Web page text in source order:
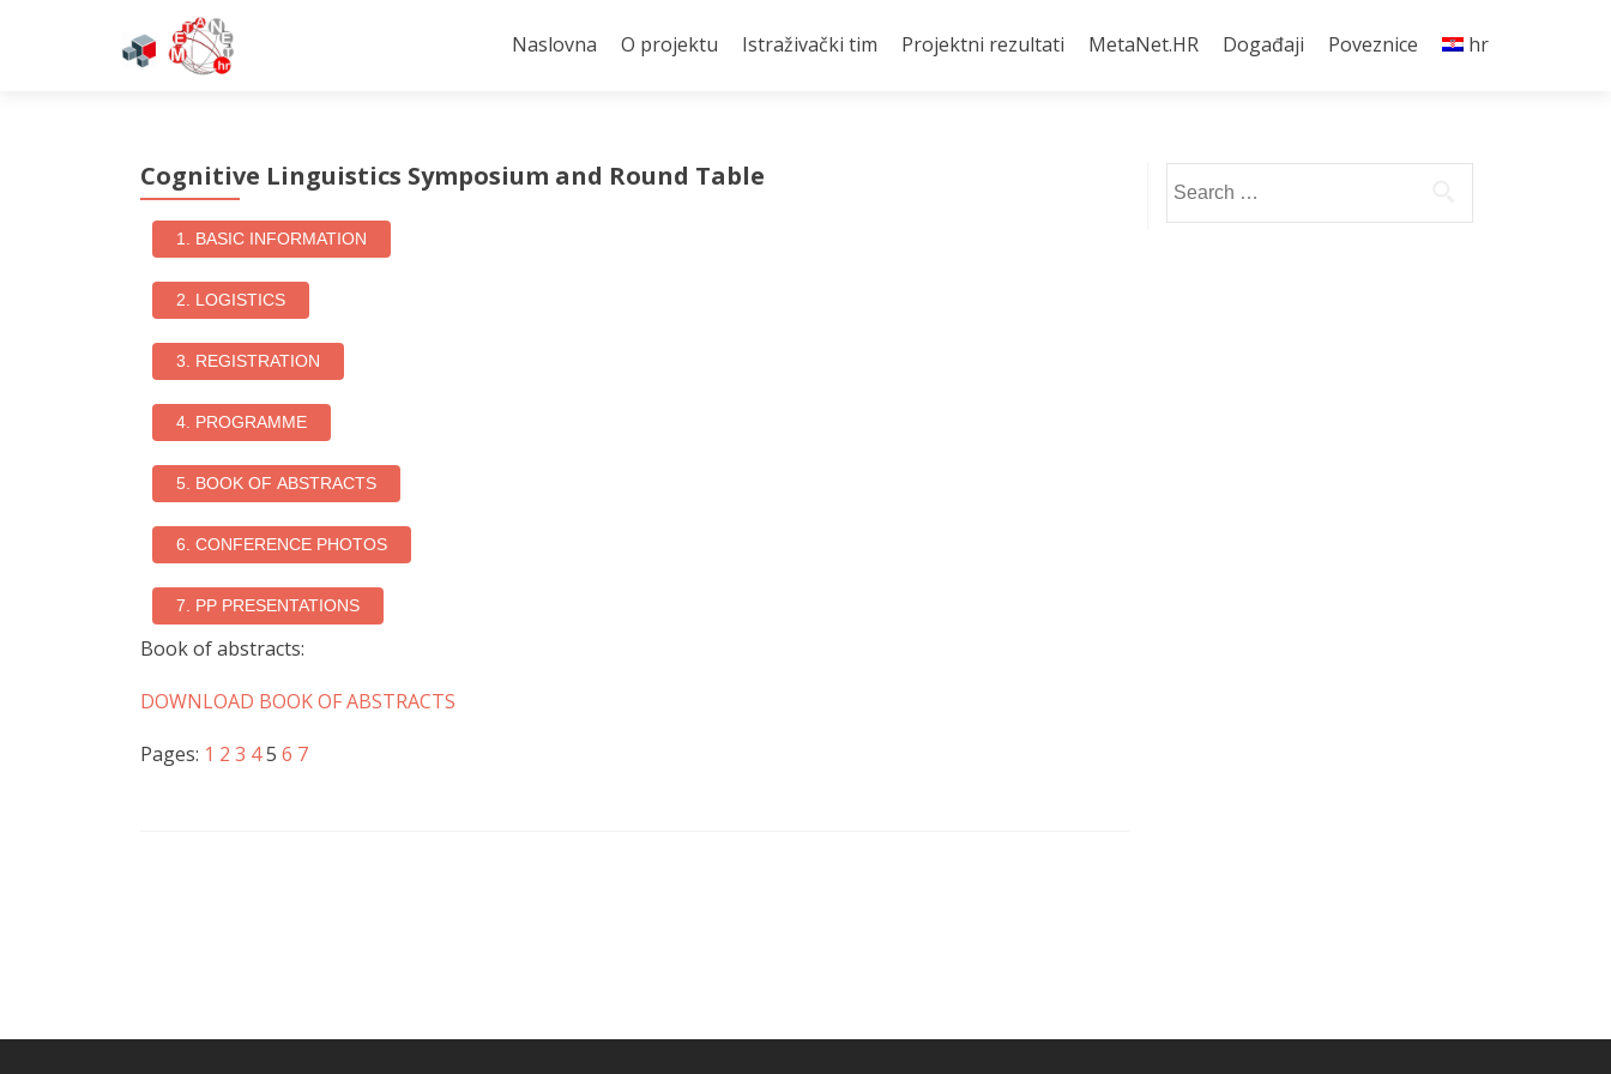
Naslovna O projektu Istraživački tim Projektni rezultati MetaNet.HR Događaji Poveznice hr
Cognitive Linguistics Symposium and Round Table
Book of abstracts:
DOWNLOAD BOOK OF ABSTRACTS
Pages: 1 2 3 45 6 7
for: